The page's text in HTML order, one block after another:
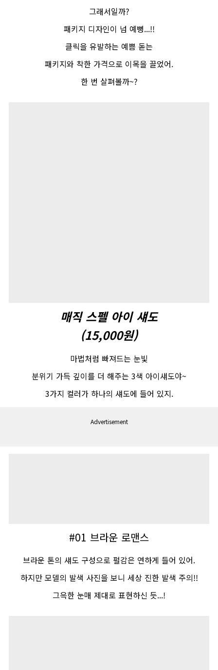
그래서일까?
패키지 디자인이 넘 예뻥...!!
클릭을 유발하는 예쁨 돋는
패키지와 착한 가격으로 이목을 끌었어.
한 번 살펴볼까~?
매직 스펠 아이 섀도
(15,000원)
마법처럼 빠져드는 눈빛
분위기 가득 깊이를 더 해주는 3색 아이섀도야~
3가지 컬러가 하나의 섀도에 들어 있지.
Advertisement
#01 브라운 로맨스
브라운 톤의 섀도 구성으로 펄감은 연하게 들어 있어.
하지만 모델의 발색 사진을 보니 세상 진한 발색 주의!!
그윽한 눈매 제대로 표현하신 듯...!